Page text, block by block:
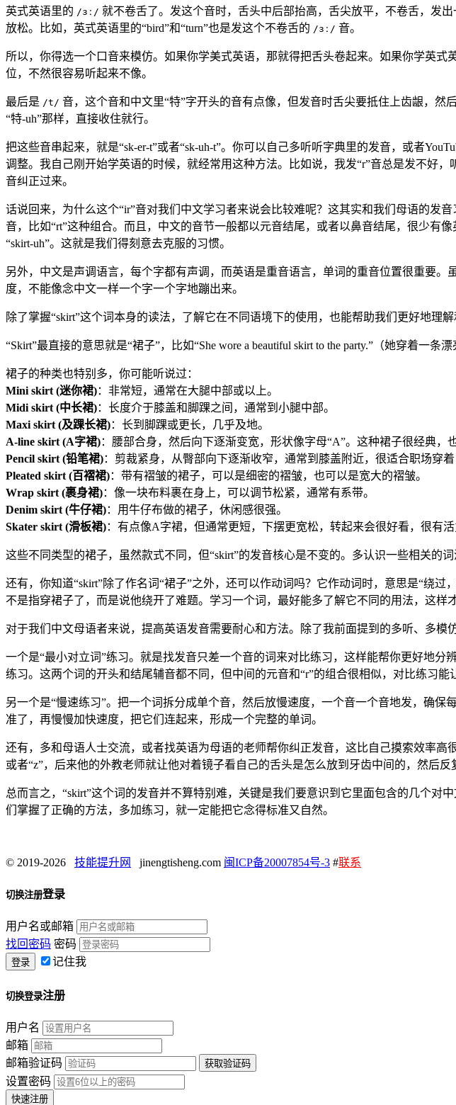
英式英语里的 /ɜː/ 就不卷舌了。发这个音时，舌头中后部抬高，舌尖放平，不卷舌，发
放松。比如，英式英语里的“bird”和“turn”也是发这个不卷舌的 /ɜː/ 音。
所以，你得选一个口音来模仿。如果你学美式英语，那就得把舌头卷起来。如果你学英
位，不然很容易听起来不像。
最后是 /t/ 音，这个音和中文里“特”字开头的音有点像，但发音时舌尖要抵住上齿龈，然
“特-uh”那样，直接收住就行。
把这些音串起来，就是“sk-er-t”或者“sk-uh-t”。你可以自己多听听字典里的发音，或者
调整。我自己刚开始学英语的时候，就经常用这种方法。比如说，我发“r”音总是发不好
音纠正过来。
话说回来，为什么这个“ir”音对我们中文学习者来说会比较难呢？这其实和我们母语的发
音，比如“rt”这种组合。而且，中文的音节一般都以元音结尾，或者以鼻音结尾，很少有
“skirt-uh”。这就是我们得刻意去克服的习惯。
另外，中文是声调语言，每个字都有声调，而英语是重音语言，单词的重音位置很重要
度，不能像念中文一样一个字一个字地蹦出来。
除了掌握“skirt”这个词本身的读法，了解它在不同语境下的使用，也能帮助我们更好地理解
“Skirt”最直接的意思就是“裙子”，比如“She wore a beautiful skirt to the party.”（她穿着一条
裙子的种类也特别多，你可能听说过：
Mini skirt (迷你裙)：非常短，通常在大腿中部或以上。
Midi skirt (中长裙)：长度介于膝盖和脚踝之间，通常到小腿中部。
Maxi skirt (及踝长裙)：长到脚踝或更长，几乎及地。
A-line skirt (A字裙)：腰部合身，然后向下逐渐变宽，形状像字母“A”。这种裙子很经典，
Pencil skirt (铅笔裙)：剪裁紧身，从臀部向下逐渐收窄，通常到膝盖附近，很适合职场穿着
Pleated skirt (百褶裙)：带有褶皱的裙子，可以是细密的褶皱，也可以是宽大的褶皱。
Wrap skirt (裹身裙)：像一块布料裹在身上，可以调节松紧，通常有系带。
Denim skirt (牛仔裙)：用牛仔布做的裙子，休闲感很强。
Skater skirt (滑板裙)：有点像A字裙，但通常更短，下摆更宽松，转起来会很好看，很有活
这些不同类型的裙子，虽然款式不同，但“skirt”的发音核心是不变的。多认识一些相关的
还有，你知道“skirt”除了作名词“裙子”之外，还可以作动词吗？它作动词时，意思是“绕过
不是指穿裙子了，而是说他绕开了难题。学习一个词，最好能多了解它不同的用法，这样
对于我们中文母语者来说，提高英语发音需要耐心和方法。除了我前面提到的多听、多模
一个是“最小对立词”练习。就是找发音只差一个音的词来对比练习，这样能帮你更好地分
练习。这两个词的开头和结尾辅音都不同，但中间的元音和“r”的组合很相似，对比练习能
另一个是“慢速练习”。把一个词拆分成单个音，然后放慢速度，一个音一个音地发，确保
准了，再慢慢加快速度，把它们连起来，形成一个完整的单词。
还有，多和母语人士交流，或者找英语为母语的老师帮你纠正发音，这比自己摸索效率
或者“z”，后来他的外教老师就让他对着镜子看自己的舌头是怎么放到牙齿中间的，然后
总而言之，“skirt”这个词的发音并不算特别难，关键是我们要意识到它里面包含的几个
们掌握了正确的方法，多加练习，就一定能把它念得标准又自然。
© 2019-2026 技能提升网 jinengtisheng.com 闽ICP备20007854号-3 #联系
切换注册登录
用户名或邮箱
找回密码 密码
记住我
切换登录注册
用户名
邮箱
邮箱验证码
设置密码